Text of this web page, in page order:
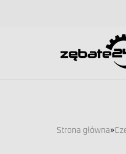
Strona główna»